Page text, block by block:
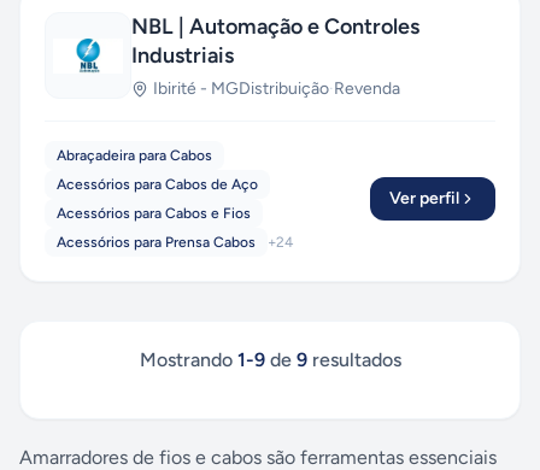
NBL | Automação e Controles
Industriais
Ibirité - MGDistribuição·Revenda
Abraçadeira para Cabos
Acessórios para Cabos de Aço
Acessórios para Cabos e Fios
Acessórios para Prensa Cabos
+24
Ver perfil
Mostrando 1-9de 9resultados
Amarradores de fios e cabos são ferramentas essenciais